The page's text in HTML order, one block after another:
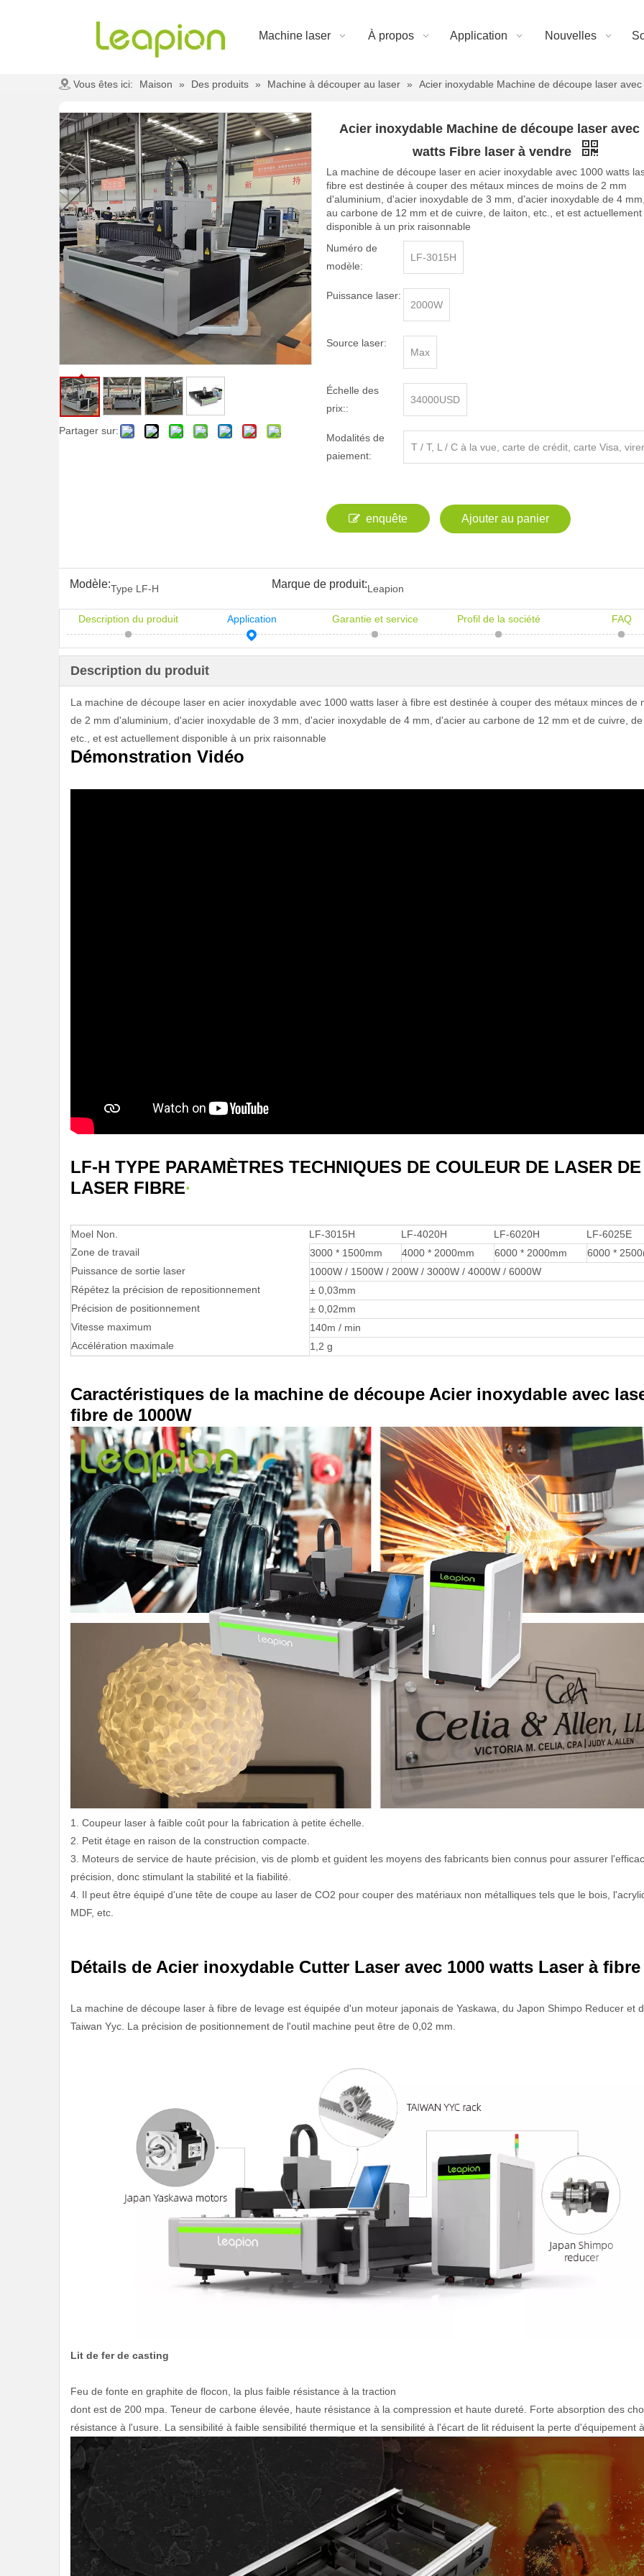
Machine laser À propos Application Nouvelles
Vous êtes ici: Maison » Des produits » Machine à découper au laser » Acier inoxydable Machine de découpe laser
Partager sur:
Acier inoxydable Machine de découpe laser avec
watts Fibre laser à vendre
La machine de découpe laser en acier inoxydable avec 1000 watts
fibre est destinée à couper des métaux minces de moins de 2 mm
d'aluminium, d'acier inoxydable de 3 mm, d'acier inoxydable de 4
au carbone de 12 mm et de cuivre, de laiton, etc., et est actuellement
disponible à un prix raisonnable
Numéro de
modèle:
LF-3015H
Puissance laser:
2000W
Source laser:
Max
Échelle des
prix::
34000USD
Modalités de
paiement:
T / T, L / C à la vue, carte de crédit, carte Visa,
enquête Ajouter au panier
Modèle:Type LF-H Marque de produit:Leapion
Description du produit Application Garantie et service Profil de la société FAQ
Description du produit
La machine de découpe laser en acier inoxydable avec 1000 watts laser à fibre est destinée à couper des métaux minces de
de 2 mm d'aluminium, d'acier inoxydable de 3 mm, d'acier inoxydable de 4 mm, d'acier au carbone de 12 mm et de cuivre,
etc., et est actuellement disponible à un prix raisonnable
Démonstration Vidéo
LF-H TYPE PARAMÈTRES TECHNIQUES DE COULEUR DE LASER DE
LASER FIBRE·
Moel Non. LF-3015H LF-4020H LF-6020H
LF-6025E
Zone de travail
3000 * 1500mm 4000 * 2000mm 6000 * 2000mm
6000 *
Puissance de sortie laser
1000W / 1500W / 200W / 3000W / 4000W / 6000W
Répétez la précision de repositionnement
± 0,03mm
Précision de positionnement
± 0,02mm
Vitesse maximum
140m / min
Accélération maximale
1,2 g
Caractéristiques de la machine de découpe Acier inoxydable avec
fibre de 1000W
1. Coupeur laser à faible coût pour la fabrication à petite échelle.
2. Petit étage en raison de la construction compacte.
3. Moteurs de service de haute précision, vis de plomb et guident les moyens des fabricants bien connus pour assurer
précision, donc stimulant la stabilité et la fiabilité.
4. Il peut être équipé d'une tête de coupe au laser de CO2 pour couper des matériaux non métalliques tels que le bois,
MDF, etc.
Détails de Acier inoxydable Cutter Laser avec 1000 watts Laser à fibre
La machine de découpe laser à fibre de levage est équipée d'un moteur japonais de Yaskawa, du Japon Shimpo Reducer et
Taiwan Yyc. La précision de positionnement de l'outil machine peut être de 0,02 mm.
Lit de fer de casting
Feu de fonte en graphite de flocon, la plus faible résistance à la traction
dont est de 200 mpa. Teneur de carbone élevée, haute résistance à la compression et haute dureté. Forte absorption des
résistance à l'usure. La sensibilité à faible sensibilité thermique et la sensibilité à l'écart de lit réduisent la perte d'équipement